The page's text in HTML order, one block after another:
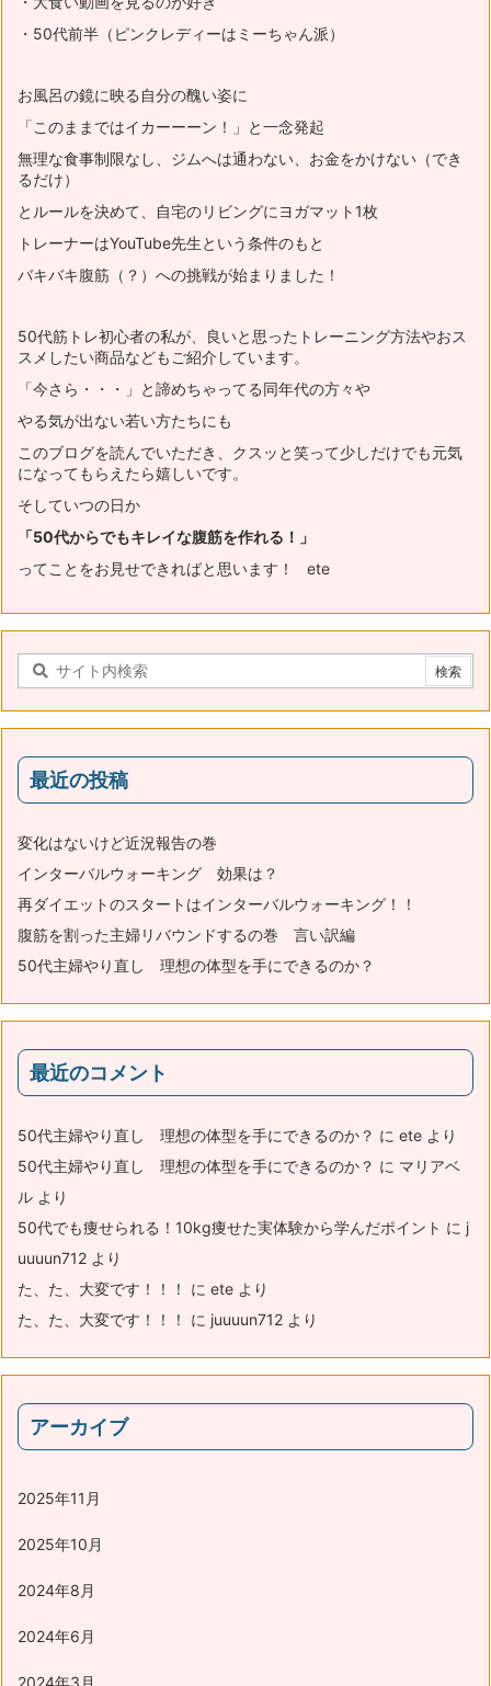
・50代前半（ピンクレディーはミーちゃん派）
お風呂の鏡に映る自分の醜い姿に
「このままではイカーーーン！」と一念発起
無理な食事制限なし、ジムへは通わない、お金をかけない（でき
るだけ）
とルールを決めて、自宅のリビングにヨガマット1枚
トレーナーはYouTube先生という条件のもと
バキバキ腹筋（？）への挑戦が始まりました！
50代筋トレ初心者の私が、良いと思ったトレーニング方法やおス
スメ したい商品などもご紹介しています。
「今さら・・・」と諦めちゃってる同年代の方々や
やる気が出ない若い方たちにも
このブログを読んでいただき、 クスッと笑って少しだけでも元気
になってもらえたら嬉しいです。
そしていつの日か
「50代からでもキレイな腹筋を作れる！」
ってことをお見せできればと思います！ ete
最近の投稿
変化はないけど近況報告の巻
インターバルウォーキング 効果は？
再ダイエットのスタートはインターバルウォーキング！！
腹筋を割った主婦リバウンドするの巻 言い訳編
50代主婦やり直し 理想の体型を手にできるのか？
最近のコメント
50代主婦やり直し 理想の体型を手にできるのか？ に ete より
50代主婦やり直し 理想の体型を手にできるのか？ に マリアベ
ル より
50代でも痩せられる！10kg痩せた実体験から学んだポイント に j
uuuun712 より
た、た、大変です！！！
に ete より
た、た、大変です！！！
に juuuun712 より
アーカイブ
2025年11月
2025年10月
2024年8月
2024年6月
2024年3月